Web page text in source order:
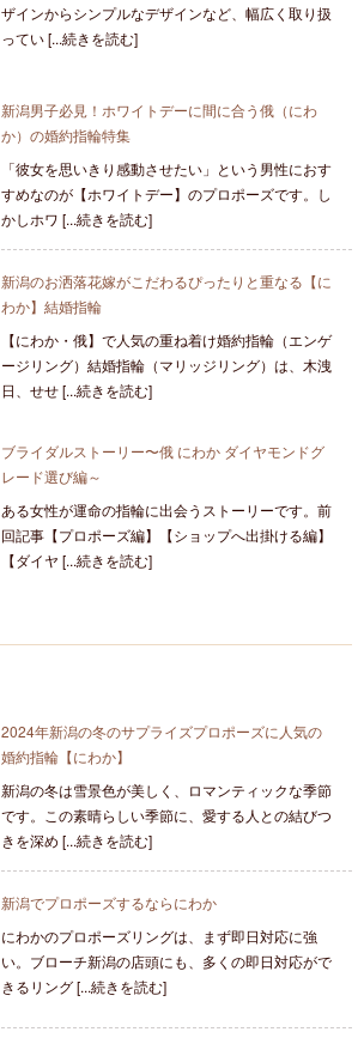
ザインからシンプルなデザインなど、幅広く取り扱
ってい [...続きを読む]
新潟男子必見！ホワイトデーに間に合う俄（にわ
か）の婚約指輪特集
「彼女を思いきり感動させたい」という男性におす
すめなのが【ホワイトデー】のプロポーズです。し
かしホワ [...続きを読む]
新潟のお洒落花嫁がこだわるぴったりと重なる【に
わか】結婚指輪
【にわか・俄】で人気の重ね着け婚約指輪（エンゲ
ージリング）結婚指輪（マリッジリング）は、木洩
日、せせ [...続きを読む]
ブライダルストーリー〜俄 にわか ダイヤモンドグ
レード選び編～
ある女性が運命の指輪に出会うストーリーです。前
回記事【プロポーズ編】【ショップへ出掛ける編】
【ダイヤ [...続きを読む]
2024年新潟の冬のサプライズプロポーズに人気の
婚約指輪【にわか】
新潟の冬は雪景色が美しく、ロマンティックな季節
です。この素晴らしい季節に、愛する人との結びつ
きを深め [...続きを読む]
新潟でプロポーズするならにわか
にわかのプロポーズリングは、まず即日対応に強
い。ブローチ新潟の店頭にも、多くの即日対応がで
きるリング [...続きを読む]